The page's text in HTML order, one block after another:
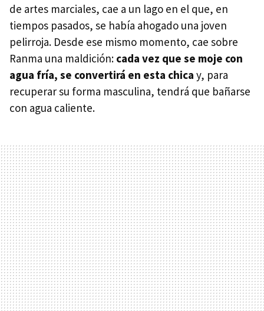
de artes marciales, cae a un lago en el que, en
tiempos pasados, se había ahogado una joven
pelirroja. Desde ese mismo momento, cae sobre
Ranma una maldición: cada vez que se moje con
agua fría, se convertirá en esta chica y, para
recuperar su forma masculina, tendrá que bañarse
con agua caliente.